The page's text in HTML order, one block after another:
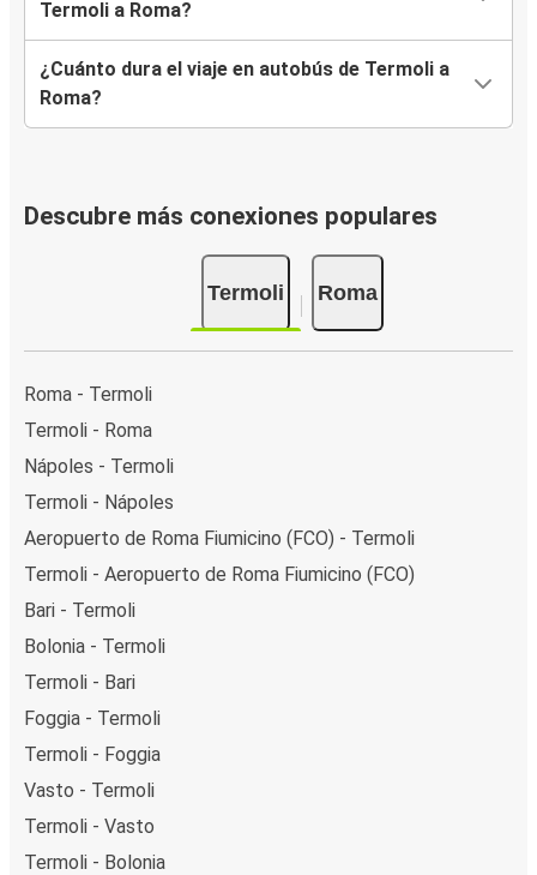
Termoli a Roma?
¿Cuánto dura el viaje en autobús de Termoli a
Roma?
Descubre más conexiones populares
Termoli Roma
Roma - Termoli
Termoli - Roma
Nápoles - Termoli
Termoli - Nápoles
Aeropuerto de Roma Fiumicino (FCO) - Termoli
Termoli - Aeropuerto de Roma Fiumicino (FCO)
Bari - Termoli
Bolonia - Termoli
Termoli - Bari
Foggia - Termoli
Termoli - Foggia
Vasto - Termoli
Termoli - Vasto
Termoli - Bolonia